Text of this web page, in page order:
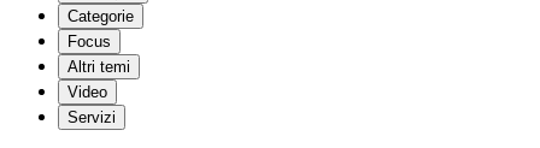
Categorie
Focus
Altri temi
Video
Servizi